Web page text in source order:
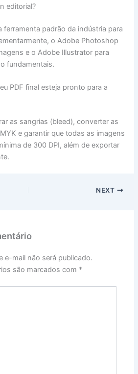
editorial?
ferramenta padrão da indústria para
o Adobe Photoshop
e o Adobe Illustrator para
fundamentais.
PDF final esteja pronto para a
as sangrias (bleed), converter as
e garantir que todas as imagens
de 300 DPI, além de exportar
NEXT
e-mail não será publicado.
são marcados com *